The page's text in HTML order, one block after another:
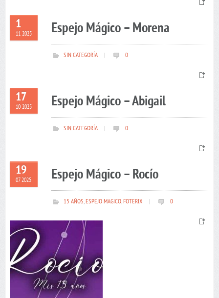
1
11 2025 Espejo Mágico – Morena
SIN CATEGORÍA 0
17
10 2025 Espejo Mágico – Abigail
SIN CATEGORÍA 0
19
07 2025 Espejo Mágico – Rocío
15 AÑOS,ESPEJO MAGICO,FOTERIX 0